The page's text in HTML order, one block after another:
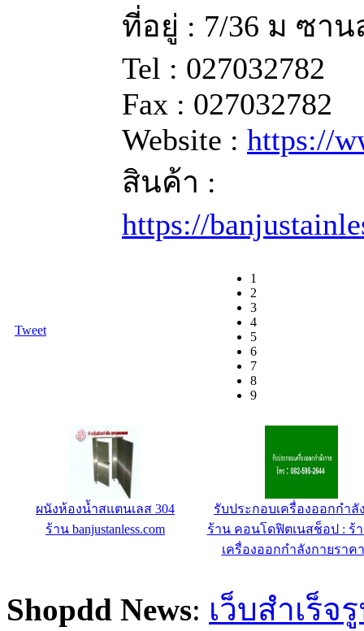
ที่อยู่ : 7/36 ม ซา
Tel : 027032782
Fax : 027032782
Website : https://
สินค้า :
https://
Tweet
1
2
3
4
5
6
7
8
9
ผนังห้องน้ำสแตนเลส 304
ร้าน banjustanless.com
รับประกอบเครื่องออกกำลั
ร้าน คอนโดฟิตเนสช็อป : ร้
เครื่องออกกำลังกายราค
Shopdd News: เว็บสำเร็จ